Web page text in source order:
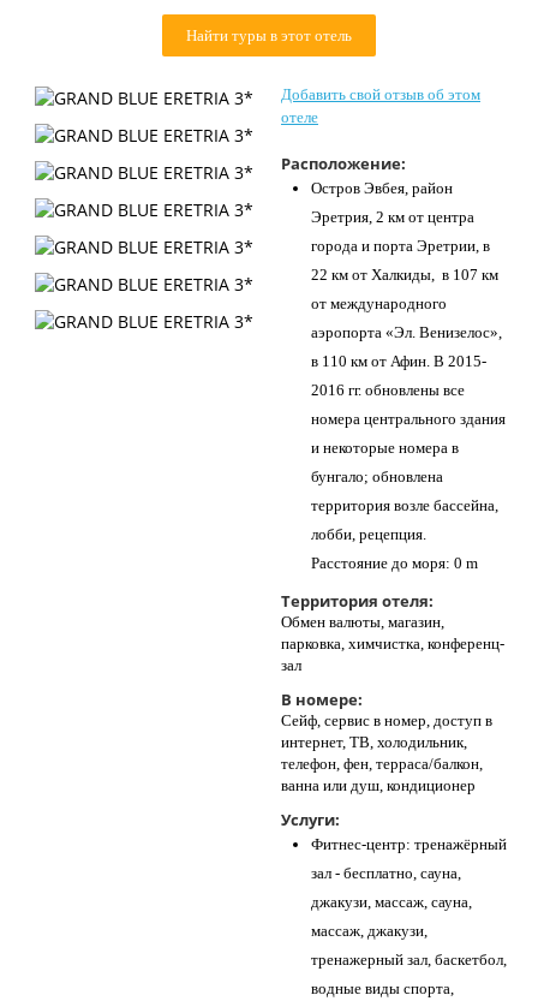
Контакты
Найти туры в этот отель
Добавить свой отзыв об этом
отеле
Расположение:
Остров Эвбея, район
Эретрия, 2 км от центра
города и порта Эретрии, в
22 км от Халкиды, в 107 км
от международного
аэропорта «Эл. Венизелос»,
в 110 км от Афин. В 2015-
2016 гг. обновлены все
номера центрального здания
и некоторые номера в
бунгало; обновлена
территория возле бассейна,
лобби, рецепция.
Расстояние до моря: 0 m
Территория отеля:
Обмен валюты, магазин,
парковка, химчистка, конференц-
зал
В номере:
Сейф, сервис в номер, доступ в
интернет, ТВ, холодильник,
телефон, фен, терраса/балкон,
ванна или душ, кондиционер
Услуги:
Фитнес-центр: тренажёрный
зал - бесплатно, сауна,
джакузи, массаж, сауна,
массаж, джакузи,
тренажерный зал, баскетбол,
водные виды спорта,